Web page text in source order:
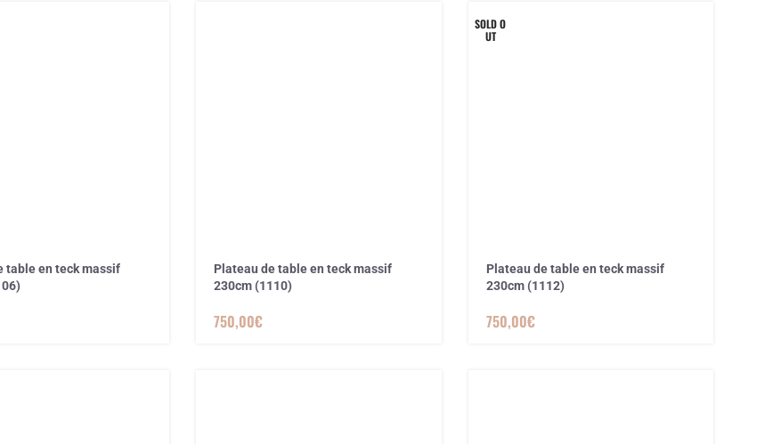
table en teck massif
Plateau de table en teck massif
230cm (1110)
750,00€
SOLD O
UT
Plateau de table en teck massif
230cm (1112)
750,00€